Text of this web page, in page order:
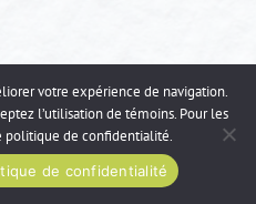
votre expérience de navigation.
l’utilisation de témoins. Pour les
politique de confidentialité.
de confidentialité